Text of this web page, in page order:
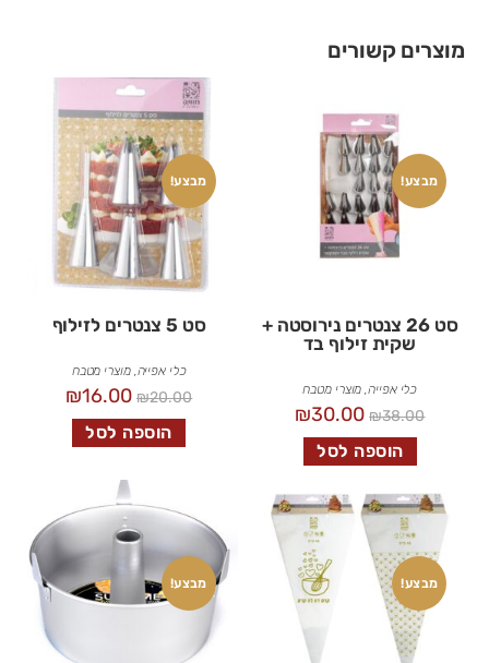
מוצרים קשורים
מבצע!
סט 26 צנטרים נירוסטה +
שקית זילוף בד
כלי אפייה, מוצרי מטבח
₪38.00
₪30.00
הוספה לסל
מבצע!
סט 5 צנטרים לזילוף
כלי אפייה,מוצרי מטבח
₪20.00
₪16.00
הוספה לסל
מבצע! מבצע!